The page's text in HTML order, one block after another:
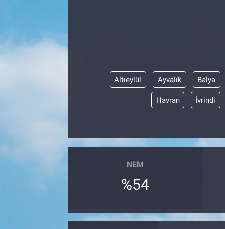
Altıeylül Ayvalık Balya
Havran İvrindi
NEM
%54